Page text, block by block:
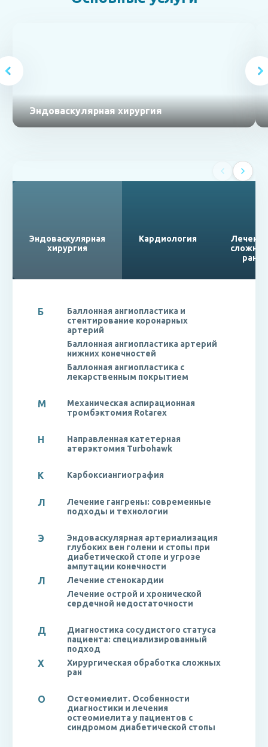
Эндоваскулярная хирургия
Эндоваскулярная
хирургия
Кардиология
Лечение
ран
Б
Баллонная ангиопластика и
стентирование коронарных
артерий
Баллонная ангиопластика артерий
нижних конечностей
Баллонная ангиопластика с
лекарственным покрытием
М
Механическая аспирационная
тромбэктомия Rotarex
Н
Направленная катетерная
атерэктомия Turbohawk
К Карбоксиангиография
Л
Лечение гангрены: современные
подходы и технологии
Э
Эндоваскулярная артериализация
глубоких вен голени и стопы при
диабетической стопе и угрозе
ампутации конечности
Л
Лечение стенокардии
Лечение острой и хронической
сердечной недостаточности
Д
Диагностика сосудистого статуса
пациента: специализированный
подход
Х
Хирургическая обработка сложных
ран
О
Остеомиелит. Особенности
диагностики и лечения
остеомиелита у пациентов с
синдромом диабетической стопы